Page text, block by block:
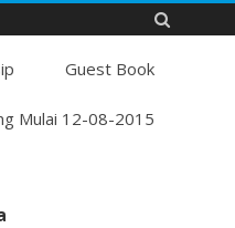
Guest Book
Mulai 12-08-2015